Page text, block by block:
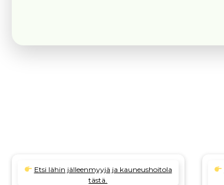
Etsi lähin jälleenmyyjä ja kauneushoitola
tästä.